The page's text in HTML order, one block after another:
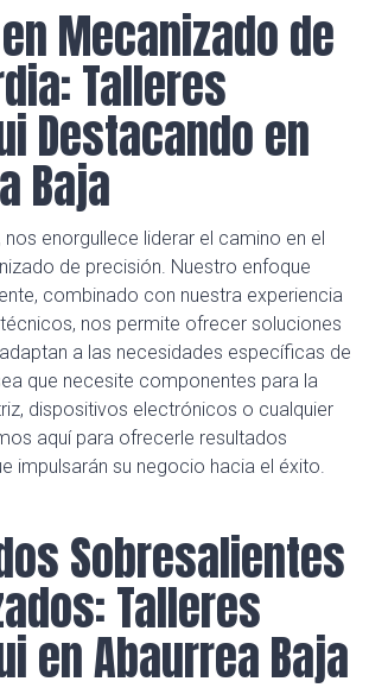
Mecanizado de
Talleres
Destacando en
Baja
nos enorgullece liderar el camino en el
de precisión. Nuestro enfoque
combinado con nuestra experiencia
nos permite ofrecer soluciones
a las necesidades específicas de
que necesite componentes para la
dispositivos electrónicos o cualquier
aquí para ofrecerle resultados
impulsarán su negocio hacia el éxito.
Sobresalientes
Talleres
en Abaurrea Baja